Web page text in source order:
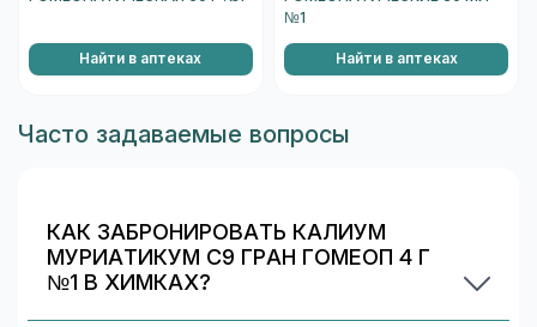
Найти в аптеках
№1
Найти в аптеках
Часто задаваемые вопросы
КАК ЗАБРОНИРОВАТЬ КАЛИУМ
МУРИАТИКУМ C9 ГРАН ГОМЕОП 4 Г
№1 В ХИМКАХ?